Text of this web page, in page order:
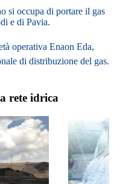
si occupa di portare il gas
e di Pavia.
operativa Enaon Eda,
di distribuzione del gas.
rete idrica